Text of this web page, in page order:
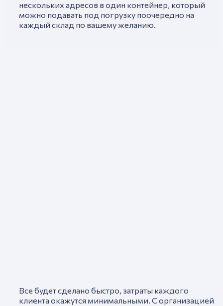
нескольких адресов в один контейнер, который
можно подавать под погрузку поочередно на
каждый склад по вашему желанию.
Все будет сделано быстро, затраты каждого
клиента окажутся минимальными. С организацией